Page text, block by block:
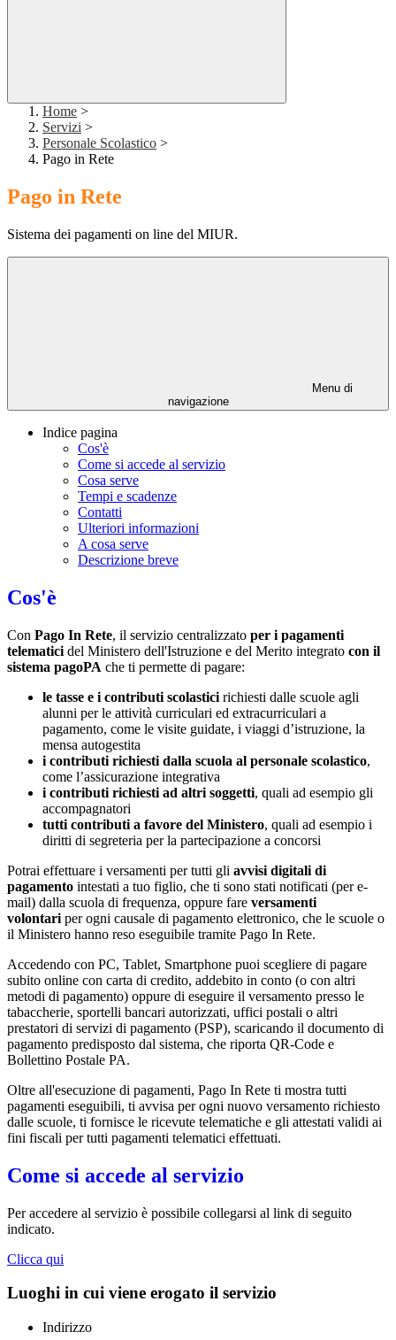
Home >
Servizi >
Personale Scolastico >
Pago in Rete
Pago in Rete
Sistema dei pagamenti on line del MIUR.
Menu di
navigazione
Indice pagina
Cos'è
Come si accede al servizio
Cosa serve
Tempi e scadenze
Contatti
Ulteriori informazioni
A cosa serve
Descrizione breve
Cos'è
Con Pago In Rete, il servizio centralizzato per i pagamenti
telematici del Ministero dell'Istruzione e del Merito integrato con il
sistema pagoPA che ti permette di pagare:
le tasse e i contributi scolastici richiesti dalle scuole agli
alunni per le attività curriculari ed extracurriculari a
pagamento, come le visite guidate, i viaggi d’istruzione, la
mensa autogestita
i contributi richiesti dalla scuola al personale scolastico,
come l’assicurazione integrativa
i contributi richiesti ad altri soggetti, quali ad esempio gli
accompagnatori
tutti contributi a favore del Ministero, quali ad esempio i
diritti di segreteria per la partecipazione a concorsi
Potrai effettuare i versamenti per tutti gli avvisi digitali di
pagamento intestati a tuo figlio, che ti sono stati notificati (per e-
mail) dalla scuola di frequenza, oppure fare versamenti
volontari per ogni causale di pagamento elettronico, che le scuole o
il Ministero hanno reso eseguibile tramite Pago In Rete.
Accedendo con PC, Tablet, Smartphone puoi scegliere di pagare
subito online con carta di credito, addebito in conto (o con altri
metodi di pagamento) oppure di eseguire il versamento presso le
tabaccherie, sportelli bancari autorizzati, uffici postali o altri
prestatori di servizi di pagamento (PSP), scaricando il documento di
pagamento predisposto dal sistema, che riporta QR-Code e
Bollettino Postale PA.
Oltre all'esecuzione di pagamenti, Pago In Rete ti mostra tutti
pagamenti eseguibili, ti avvisa per ogni nuovo versamento richiesto
dalle scuole, ti fornisce le ricevute telematiche e gli attestati validi ai
fini fiscali per tutti pagamenti telematici effettuati.
Come si accede al servizio
Per accedere al servizio è possibile collegarsi al link di seguito
indicato.
Clicca qui
Luoghi in cui viene erogato il servizio
Indirizzo